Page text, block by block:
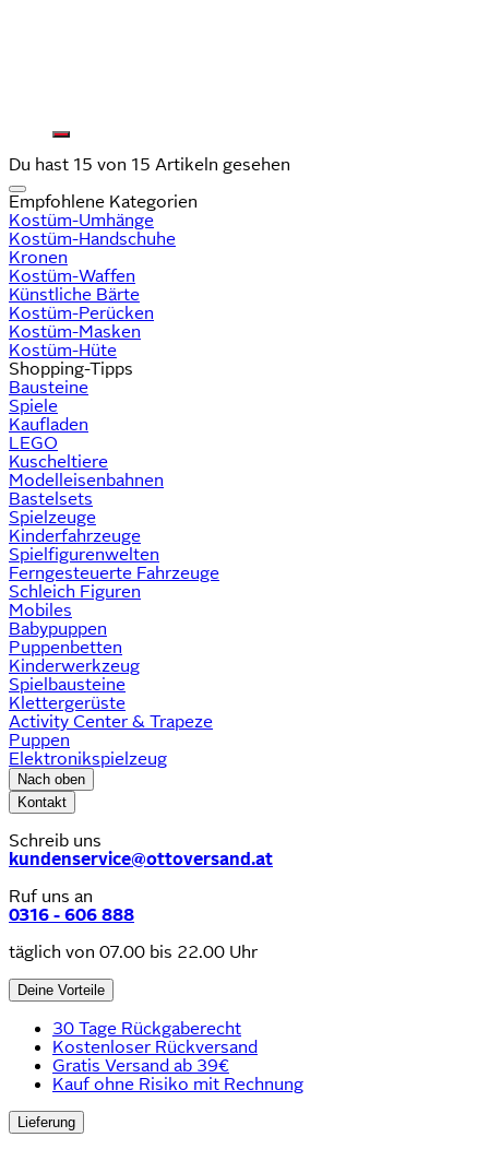
Du hast 15 von 15 Artikeln gesehen
Empfohlene Kategorien
Kostüm-Umhänge
Kostüm-Handschuhe
Kronen
Kostüm-Waffen
Künstliche Bärte
Kostüm-Perücken
Kostüm-Masken
Kostüm-Hüte
Shopping-Tipps
Bausteine
Spiele
Kaufladen
LEGO
Kuscheltiere
Modelleisenbahnen
Bastelsets
Spielzeuge
Kinderfahrzeuge
Spielfigurenwelten
Ferngesteuerte Fahrzeuge
Schleich Figuren
Mobiles
Babypuppen
Puppenbetten
Kinderwerkzeug
Spielbausteine
Klettergerüste
Activity Center & Trapeze
Puppen
Elektronikspielzeug
Nach oben
Kontakt
Schreib uns
kundenservice@ottoversand.at
Ruf uns an
0316 - 606 888
täglich von 07.00 bis 22.00 Uhr
Deine Vorteile
30 Tage Rückgaberecht
Kostenloser Rückversand
Gratis Versand ab 39€
Kauf ohne Risiko mit Rechnung
Lieferung